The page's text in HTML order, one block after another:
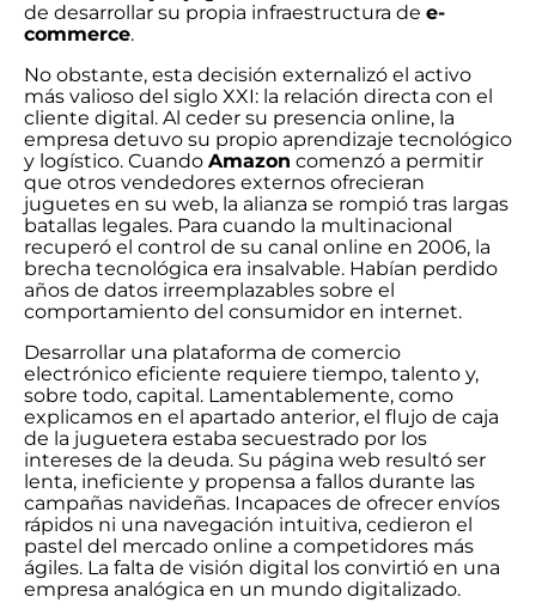
de desarrollar su propia infraestructura de e-
commerce.
No obstante, esta decisión externalizó el activo
más valioso del siglo XXI: la relación directa con el
cliente digital. Al ceder su presencia online, la
empresa detuvo su propio aprendizaje tecnológico
y logístico. Cuando Amazon comenzó a permitir
que otros vendedores externos ofrecieran
juguetes en su web, la alianza se rompió tras largas
batallas legales. Para cuando la multinacional
recuperó el control de su canal online en 2006, la
brecha tecnológica era insalvable. Habían perdido
años de datos irreemplazables sobre el
comportamiento del consumidor en internet.
Desarrollar una plataforma de comercio
electrónico eficiente requiere tiempo, talento y,
sobre todo, capital. Lamentablemente, como
explicamos en el apartado anterior, el flujo de caja
de la juguetera estaba secuestrado por los
intereses de la deuda. Su página web resultó ser
lenta, ineficiente y propensa a fallos durante las
campañas navideñas. Incapaces de ofrecer envíos
rápidos ni una navegación intuitiva, cedieron el
pastel del mercado online a competidores más
ágiles. La falta de visión digital los convirtió en una
empresa analógica en un mundo digitalizado.